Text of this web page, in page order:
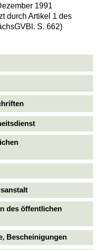
1991
durch Artikel 1 des
S. 662)
des öffentlichen
Bescheinigungen